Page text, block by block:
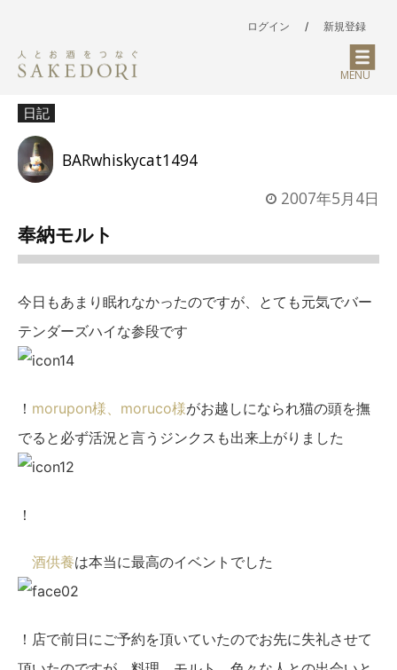
ログイン / 新規登録
MENU
日記
BARwhiskycat1494
2007年5月4日
奉納モルト
今日もあまり眠れなかったのですが、とても元気でバー
テンダーズハイな参段です
！ morupon様、moruco様がお越しになられ猫の頭を撫
でると必ず活況と言うジンクスも出来上がりました
！
酒供養は本当に最高のイベントでした
！店で前日にご予約を頂いていたのでお先に失礼させて